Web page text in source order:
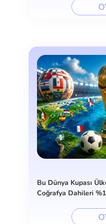
Bu Dünya Kupası
Coğrafya Dahileri